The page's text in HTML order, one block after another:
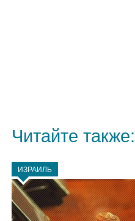
Читайте также:
ИЗРАИЛЬ